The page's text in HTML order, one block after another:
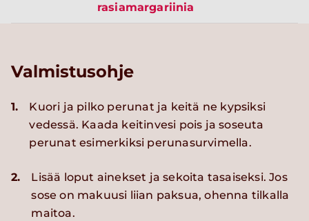
rasiamargariinia
Valmistusohje
1.
Kuori ja pilko perunat ja keitä ne kypsiksi
vedessä. Kaada keitinvesi pois ja soseuta
perunat esimerkiksi perunasurvimella.
2.
Lisää loput ainekset ja sekoita tasaiseksi. Jos
sose on makuusi liian paksua, ohenna tilkalla
maitoa.